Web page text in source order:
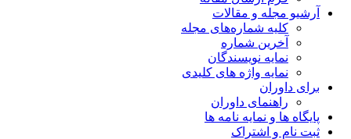
آرشیو مجله و مقالات
کلیه شماره‌های مجله
آخرین شماره
نمایه نویسندگان
نمایه واژه های کلیدی
برای داوران
راهنمای داوران
پایگاه ها و نمایه نامه ها
ثبت نام و اشتراک